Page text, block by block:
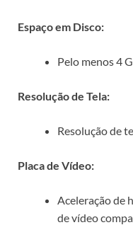
Espaço em Disco:
Pelo menos 4
Resolução de Tela:
Resolução de
Placa de Vídeo:
Aceleração de
de vídeo